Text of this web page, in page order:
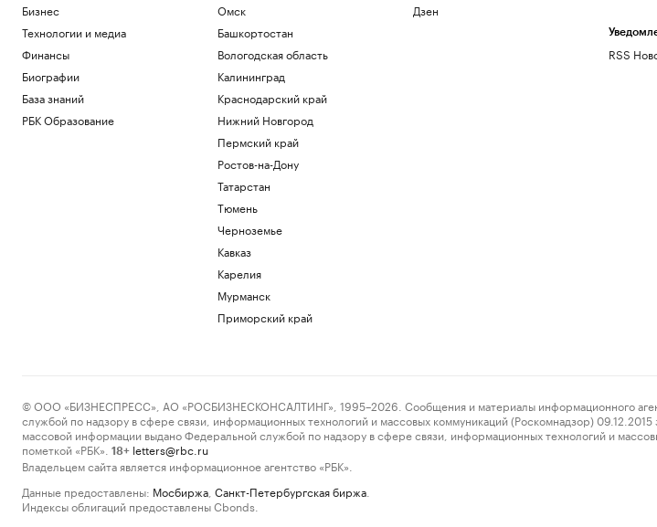
Бизнес
Технологии и медиа
Финансы
Биографии
База знаний
РБК Образование
Омск
Башкортостан
Вологодская область
Калининград
Краснодарский край
Нижний Новгород
Пермский край
Ростов-на-Дону
Татарстан
Тюмень
Черноземье
Кавказ
Карелия
Мурманск
Приморский край
Дзен
RSS
© ООО «БИЗНЕСПРЕСС», АО «РОСБИЗНЕСКОНСАЛТИНГ», 1995–2026. Сообщения и материалы информационного
службой по надзору в сфере связи, информационных технологий и массовых коммуникаций (Роскомнадзор)
массовой информации выдано Федеральной службой по надзору в сфере связи, информационных технологий и
пометкой «РБК».
18+ letters@rbc.ru
Владельцем сайта является информационное агентство «РБК».
Данные предоставлены: Мосбиржа Санкт-Петербургская биржа
Индексы облигаций предоставлены Cbonds.